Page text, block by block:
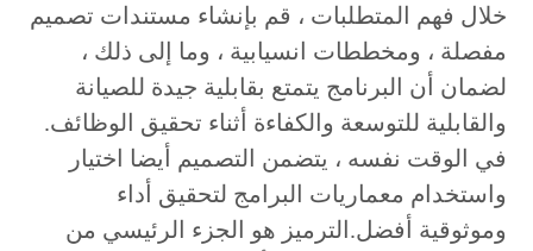
خلال فهم المتطلبات ، قم بإنشاء مستندات تصميم
مفصلة ، ومخططات انسيابية ، وما إلى ذلك ،
لضمان أن البرنامج يتمتع بقابلية جيدة للصيانة
والقابلية للتوسعة والكفاءة أثناء تحقيق الوظائف.
في الوقت نفسه ، يتضمن التصميم أيضا اختيار
واستخدام معماريات البرامج لتحقيق أداء
وموثوقية أفضل.الترميز هو الجزء الرئيسي من